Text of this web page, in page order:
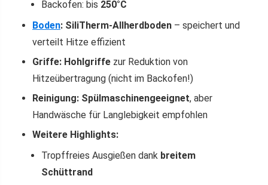
Backofen: bis 250°C
Boden: SiliTherm-Allherdboden – speichert und
verteilt Hitze effizient
Griffe: Hohlgriffe zur Reduktion von
Hitzeübertragung (nicht im Backofen!)
Reinigung: Spülmaschinengeeignet, aber
Handwäsche für Langlebigkeit empfohlen
Weitere Highlights:
Tropffreies Ausgießen dank breitem
Schüttrand